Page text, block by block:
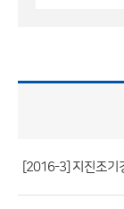
게
시
판
목
록
(번
[2016-3] 지진조기